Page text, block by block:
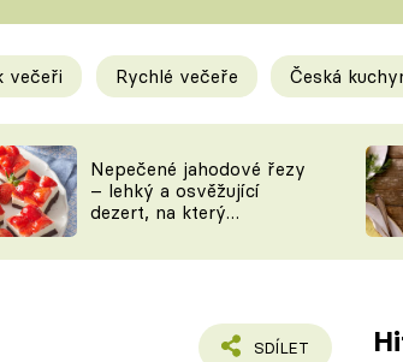
a triky
ZA JÍDLEM
ČASOPIS
večeři Rychlé večeře Česká
Nepečené jahodové řezy
– lehký a osvěžující
dezert, na který
SDÍLET